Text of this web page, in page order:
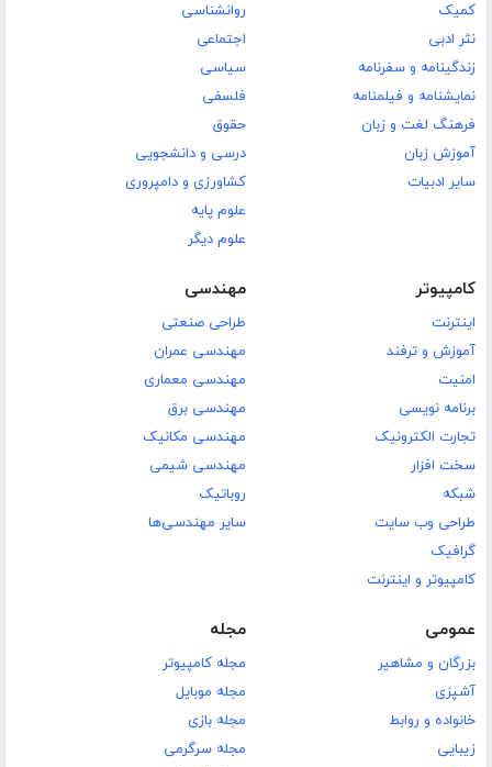
کمیک
نثر ادبی
زندگینامه و سفرنامه
نمایشنامه و فیلمنامه
فرهنگ لغت و زبان
آموزش زبان
سایر ادبیات
روانشناسی
اجتماعی
سیاسی
فلسفی
حقوق
درسی و دانشجویی
کشاورزی و دامپروری
علوم پایه
علوم دیگر
کامپیوتر
اینترنت
آموزش و ترفند
امنیت
برنامه نویسی
تجارت الکترونیک
سخت افزار
شبکه
طراحی وب سایت
گرافیک
کامپیوتر و اینترنت
مهندسی
طراحی صنعتی
مهندسی عمران
مهندسی معماری
مهندسی برق
مهندسی مکانیک
مهندسی شیمی
روباتیک
سایر مهندسی‌ها
عمومی
بزرگان و مشاهیر
آشپزی
خانواده و روابط
زیبایی
مجله
مجله کامپیوتر
مجله موبایل
مجله بازی
مجله سرگرمی